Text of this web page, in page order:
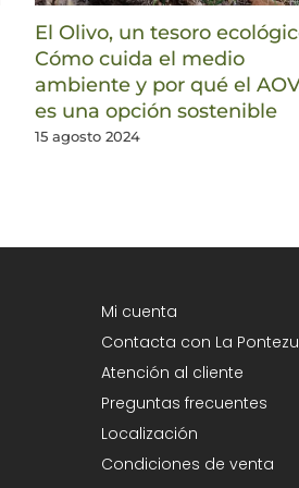
El Olivo, un tesoro
Cómo cuida el medio
ambiente y por qué el
es una opción sostenible
15 agosto 2024
Mi cuenta
Contacta con La
Atención al cliente
Preguntas frecuentes
Localización
Condiciones de venta